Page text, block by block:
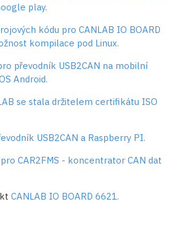
play.
kódu pro CANLAB IO BOARD
kompilace pod Linux.
převodník USB2CAN na mobilní
Android.
se stala držitelem certifikátu ISO
USB2CAN a Raspberry PI.
CAR2FMS - koncentrator CAN dat
CANLAB IO BOARD 6621.